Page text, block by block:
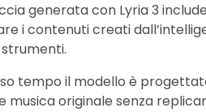
generata con Lyria 3 include
i contenuti creati
tempo il modello è
musica originale senza